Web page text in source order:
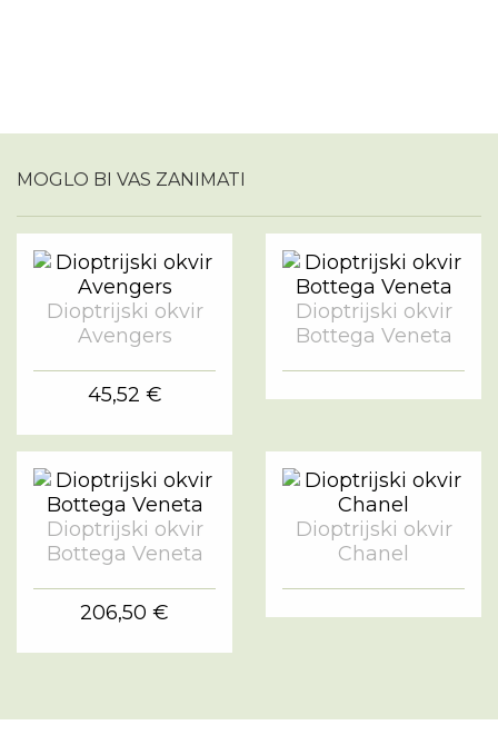
MOGLO BI VAS ZANIMATI
Dioptrijski okvir
Avengers
45,52 €
Dioptrijski okvir
Bottega Veneta
Dioptrijski okvir
Bottega Veneta
206,50 €
Dioptrijski okvir
Chanel